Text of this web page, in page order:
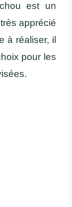
est un
apprécié
à réaliser, il
pour les